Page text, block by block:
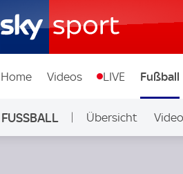
Home Videos LIVE Fußball
FUSSBALL Übersicht